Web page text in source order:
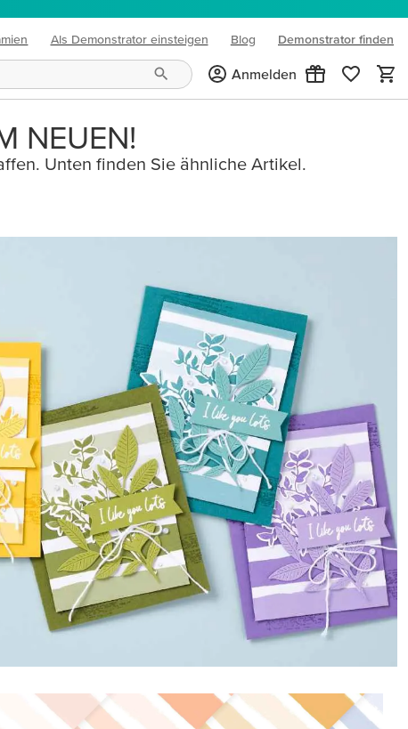
Als Demonstrator einsteigen Blog
(opens in new tab)
Demonstrator finden
Anmelden
NEUEN!
Unten finden Sie ähnliche Artikel.